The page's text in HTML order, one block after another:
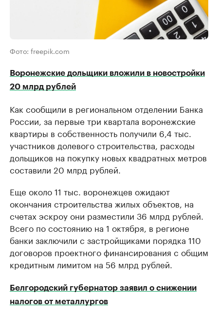
Фото: freepik.com
Воронежские дольщики вложили в новостройки
20 млрд рублей
Как сообщили в региональном отделении Банка
России, за первые три квартала воронежские
квартиры в собственность получили 6,4 тыс.
участников долевого строительства, расходы
дольщиков на покупку новых квадратных метров
составили 20 млрд рублей.
Еще около 11 тыс. воронежцев ожидают
окончания строительства жилых объектов, на
счетах эскроу они разместили 36 млрд рублей.
Всего по состоянию на 1 октября, в регионе
банки заключили с застройщиками порядка 110
договоров проектного финансирования с общим
кредитным лимитом на 56 млрд рублей.
Белгородский губернатор заявил о снижении
налогов от металлургов